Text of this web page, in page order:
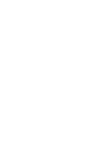
连破获数起重案要
曲名伶荣筱楠推向不死不休